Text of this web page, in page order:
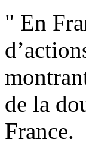
" En
de la
France.